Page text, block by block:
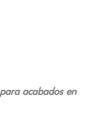
acabados en